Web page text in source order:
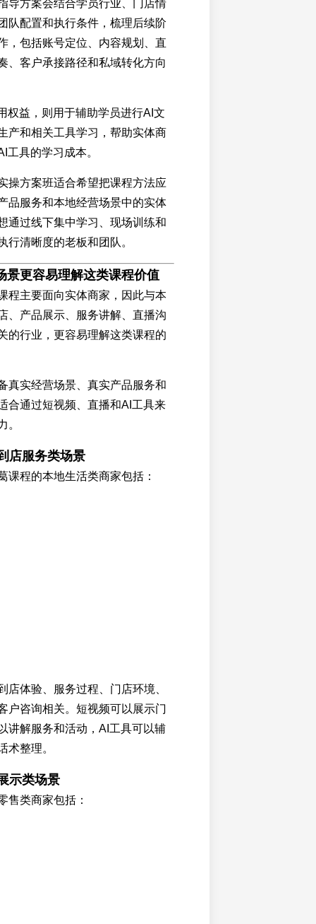
导方案会结合学员行业、门店情
队配置和执行条件，梳理后续阶
，包括账号定位、内容规划、直
、客户承接路径和私域转化方向
权益，则用于辅助学员进行AI文
产和相关工具学习，帮助实体商
工具的学习成本。
操方案班适合希望把课程方法应
品服务和本地经营场景中的实体
通过线下集中学习、现场训练和
行清晰度的老板和团队。
景更容易理解这类课程价值
程主要面向实体商家，因此与本
、产品展示、服务讲解、直播沟
的行业，更容易理解这类课程的
真实经营场景、真实产品服务和
合通过短视频、直播和AI工具来
。
店服务类场景
课程的本地生活类商家包括：
店体验、服务过程、门店环境、
户咨询相关。短视频可以展示门
讲解服务和活动，AI工具可以辅
术整理。
示类场景
售类商家包括：